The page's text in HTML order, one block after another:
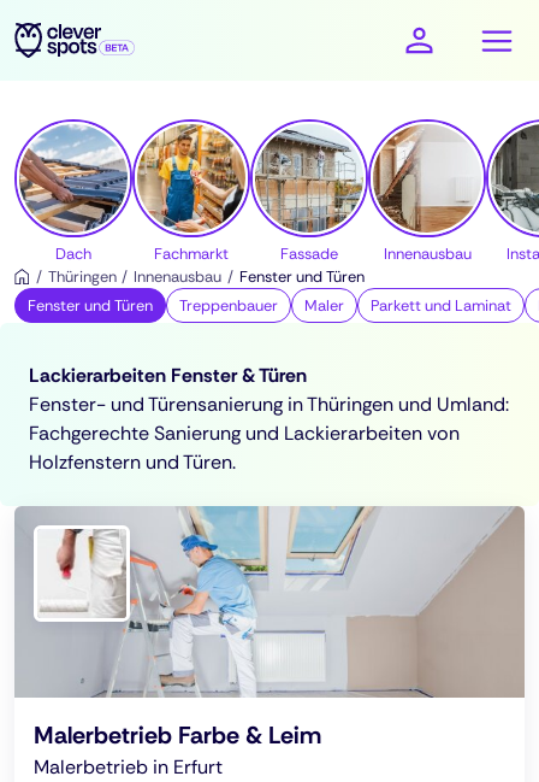
cleverspots - Handwerker
Dach Fachmarkt Fassade Innenausbau
Thüringen
Innenausbau
Fenster und Türen
Fenster und Türen
Treppenbauer Maler Parkett und Laminat
Lackierarbeiten Fenster & Türen
Fenster- und Türensanierung in Thüringen und Umland:
Fachgerechte Sanierung und Lackierarbeiten von
Holzfenstern und Türen.
Malerbetrieb Farbe & Leim
Malerbetrieb in Erfurt